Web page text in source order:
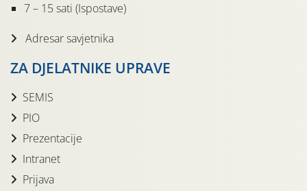
7 – 15 sati (Ispostave)
Adresar savjetnika
ZA DJELATNIKE UPRAVE
SEMIS
PIO
Prezentacije
Intranet
Prijava